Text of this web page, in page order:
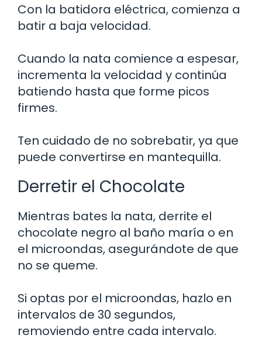
Con la batidora eléctrica, comienza a
batir a baja velocidad.
Cuando la nata comience a espesar,
incrementa la velocidad y continúa
batiendo hasta que forme picos
firmes.
Ten cuidado de no sobrebatir, ya que
puede convertirse en mantequilla.
Derretir el Chocolate
Mientras bates la nata, derrite el
chocolate negro al baño maría o en
el microondas, asegurándote de que
no se queme.
Si optas por el microondas, hazlo en
intervalos de 30 segundos,
removiendo entre cada intervalo.